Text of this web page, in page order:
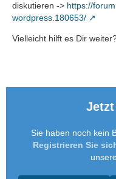
diskutieren -> https://
wordpress.180653/
Vielleicht hilft es Dir
Sie haben noch kein
Registrieren Sie